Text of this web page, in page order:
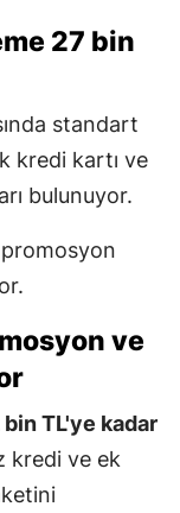
27 bin
standart
kredi kartı ve
bulunuyor.
ve
bin TL'ye kadar
kredi ve ek